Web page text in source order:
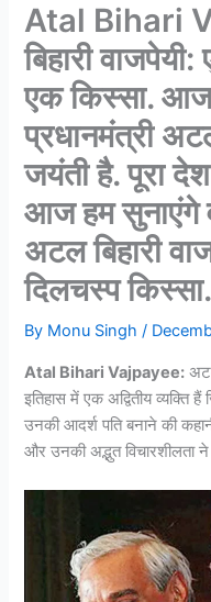
Atal Bihari
बिहारी
एक किस्सा. आज
प्रधानमंत्री
जयंती है. पूरा
आज हम सुनाएंगे
अटल बिहारी
दिलचस्प किस्सा.
By Monu Singh/
Atal Bihari Vajpayee:
इतिहास में एक अद्वितीय व्यक्ति
उनकी आदर्श पति बनाने की
और उनकी अद्भुत विचारशीलता